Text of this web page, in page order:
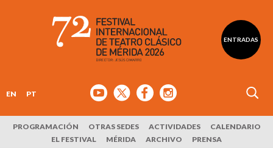
ENTRADAS
EN PT
PROGRAMACIÓN OTRAS SEDES ACTIVIDADES
CALENDARIO
EL FESTIVAL
MÉRIDA ARCHIVO PRENSA